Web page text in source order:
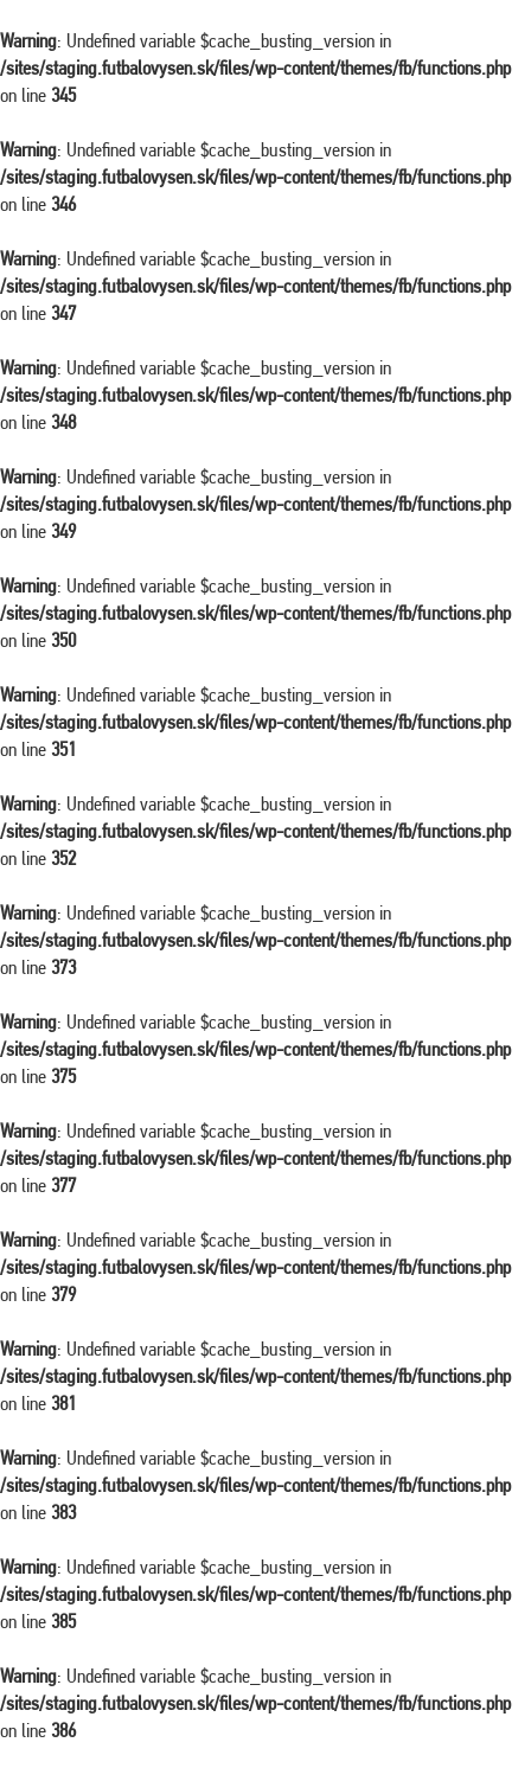
Warning: Undefined variable $cache_busting_version in
/sites/staging.futbalovysen.sk/files/wp-content/themes/fb/functions.php
on line 345
Warning: Undefined variable $cache_busting_version in
/sites/staging.futbalovysen.sk/files/wp-content/themes/fb/functions.php
on line 346
Warning: Undefined variable $cache_busting_version in
/sites/staging.futbalovysen.sk/files/wp-content/themes/fb/functions.php
on line 347
Warning: Undefined variable $cache_busting_version in
/sites/staging.futbalovysen.sk/files/wp-content/themes/fb/functions.php
on line 348
Warning: Undefined variable $cache_busting_version in
/sites/staging.futbalovysen.sk/files/wp-content/themes/fb/functions.php
on line 349
Warning: Undefined variable $cache_busting_version in
/sites/staging.futbalovysen.sk/files/wp-content/themes/fb/functions.php
on line 350
Warning: Undefined variable $cache_busting_version in
/sites/staging.futbalovysen.sk/files/wp-content/themes/fb/functions.php
on line 351
Warning: Undefined variable $cache_busting_version in
/sites/staging.futbalovysen.sk/files/wp-content/themes/fb/functions.php
on line 352
Warning: Undefined variable $cache_busting_version in
/sites/staging.futbalovysen.sk/files/wp-content/themes/fb/functions.php
on line 373
Warning: Undefined variable $cache_busting_version in
/sites/staging.futbalovysen.sk/files/wp-content/themes/fb/functions.php
on line 375
Warning: Undefined variable $cache_busting_version in
/sites/staging.futbalovysen.sk/files/wp-content/themes/fb/functions.php
on line 377
Warning: Undefined variable $cache_busting_version in
/sites/staging.futbalovysen.sk/files/wp-content/themes/fb/functions.php
on line 379
Warning: Undefined variable $cache_busting_version in
/sites/staging.futbalovysen.sk/files/wp-content/themes/fb/functions.php
on line 381
Warning: Undefined variable $cache_busting_version in
/sites/staging.futbalovysen.sk/files/wp-content/themes/fb/functions.php
on line 383
Warning: Undefined variable $cache_busting_version in
/sites/staging.futbalovysen.sk/files/wp-content/themes/fb/functions.php
on line 385
Warning: Undefined variable $cache_busting_version in
/sites/staging.futbalovysen.sk/files/wp-content/themes/fb/functions.php
on line 386